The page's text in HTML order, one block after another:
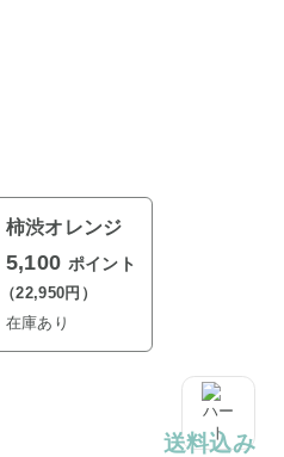
柿渋オレンジ
5,100 ポイント
（22,950円）
在庫あり
送料込み